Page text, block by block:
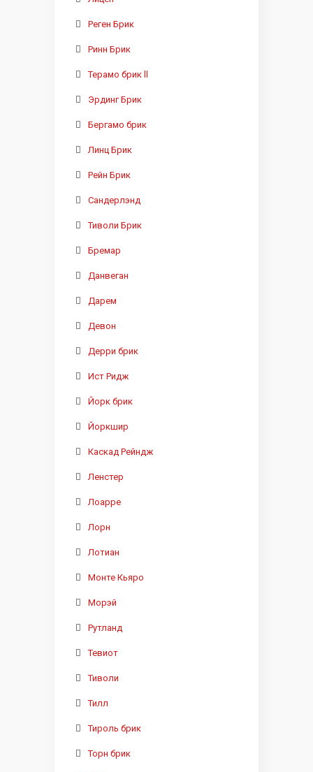
Реген Брик
Ринн Брик
Терамо брик ll
Эрдинг Брик
Бергамо брик
Линц Брик
Рейн Брик
Сандерлэнд
Тиволи Брик
Бремар
Данвеган
Дарем
Девон
Дерри брик
Ист Ридж
Йорк брик
Йоркшир
Каскад Рейндж
Ленстер
Лоарре
Лорн
Лотиан
Монте Кьяро
Морэй
Рутланд
Тевиот
Тиволи
Тилл
Тироль брик
Торн брик